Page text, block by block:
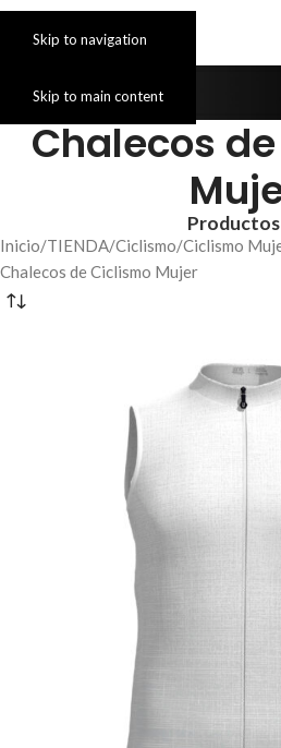
Skip to navigation
Skip to main content
Chalecos
Productos
Inicio TIENDA Ciclismo Ciclismo
Chalecos de Ciclismo Mujer